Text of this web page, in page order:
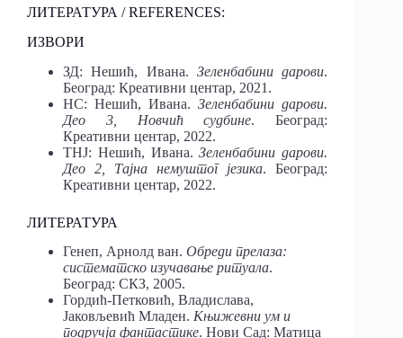
ЛИТЕРАТУРА / REFERENCES:
ИЗВОРИ
ЗД: Нешић, Ивана. Зеленбабини дарови.
Београд: Креативни центар, 2021.
НС: Нешић, Ивана.Зеленбабини дарови.
Део 3, Новчић судбине. Београд:
Креативни центар, 2022.
ТНЈ: Нешић, Ивана.Зеленбабини дарови.
Део 2, Тајна немуштог језика. Београд:
Креативни центар, 2022.
ЛИТЕРАТУРА
Генеп, Арнолд ван. Обреди прелаза:
систематско изучавање ритуала.
Београд: СКЗ, 2005.
Гордић-Петковић, Владислава,
Јаковљевић Младен. Књижевни ум и
подручја фантастике. Нови Сад: Матица